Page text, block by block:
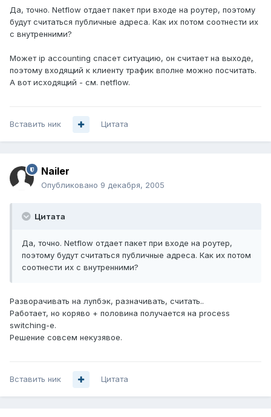
Да, точно. Netflow отдает пакет при входе на роутер, поэтому
будут считаться публичные адреса. Как их потом соотнести их
с внутренними?
Может ip accounting спасет ситуацию, он считает на выходе,
поэтому входящий к клиенту трафик вполне можно посчитать.
А вот исходящий - см. netflow.
Вставить ник Цитата
Nailer
Опубликовано 9 декабря, 2005
Цитата
Да, точно. Netflow отдает пакет при входе на роутер,
поэтому будут считаться публичные адреса. Как их потом
соотнести их с внутренними?
Разворачивать на лупбэк, разначивать, считать..
Работает, но коряво + половина получается на process
switching-е.
Решение совсем некузявое.
Вставить ник Цитата